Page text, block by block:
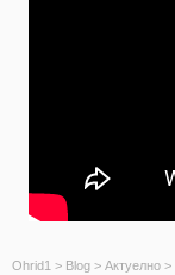
Ohrid1 > Blog > Актуелно >